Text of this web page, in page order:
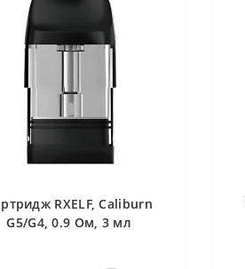
RXELF, Caliburn
G5/G4, 0.9 Ом, 3 мл